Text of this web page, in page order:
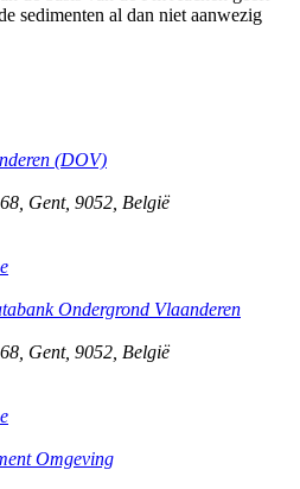
sedimenten al dan niet aanwezig
(DOV)
Gent, 9052 België
Ondergrond Vlaanderen
Gent, 9052 België
Omgeving